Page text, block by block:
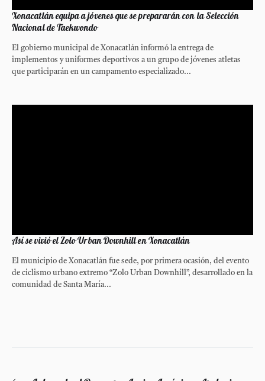
Xonacatlán equipa a jóvenes que se prepararán con la Selección
Nacional de Taekwondo
El gobierno municipal de Xonacatlán informó la entrega de
implementos y uniformes deportivos a un grupo de jóvenes atletas
que participarán en un campamento especializado...
Así se vivió el Zolo Urban Downhill en Xonacatlán
El municipio de Xonacatlán fue sede, por primera ocasión, del evento
de ciclismo urbano extremo “Zolo Urban Downhill”, desarrollado en la
comunidad de Santa María...
Navegación